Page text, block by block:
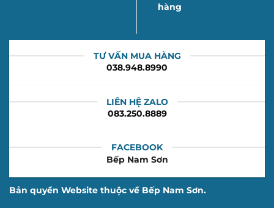
hàng
TƯ VẤN MUA HÀNG
038.948.8990
LIÊN HỆ ZALO
083.250.8889
FACEBOOK
Bếp Nam Sơn
Bản quyền Website thuộc về Bếp Nam Sơn.